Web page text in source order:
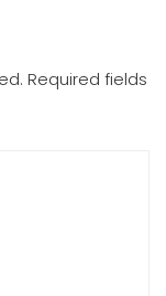
Required fields